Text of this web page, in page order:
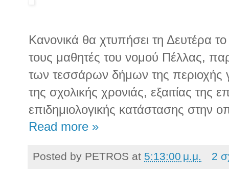
Κανονικά θα χτυπήσει τη Δευτέρα
τους μαθητές του νομού Πέλλας,
των τεσσάρων δήμων της περιοχής
της σχολικής χρονιάς, εξαιτίας της
επιδημιολογικής κατάστασης στην
Read more »
Posted by PETROS at 5:13:00 μ.μ. 2